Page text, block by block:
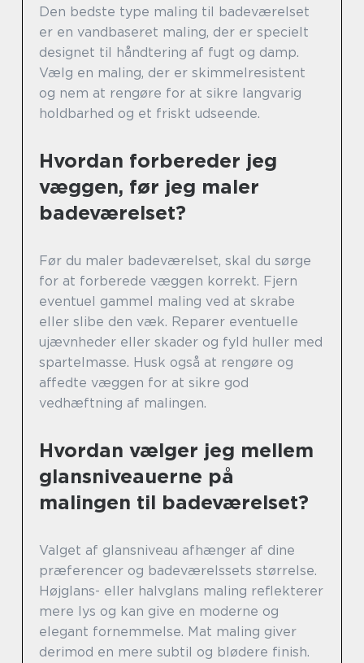
Den bedste type maling til badeværelset
er en vandbaseret maling, der er specielt
designet til håndtering af fugt og damp.
Vælg en maling, der er skimmelresistent
og nem at rengøre for at sikre langvarig
holdbarhed og et friskt udseende.
Hvordan forbereder jeg
væggen, før jeg maler
badeværelset?
Før du maler badeværelset, skal du sørge
for at forberede væggen korrekt. Fjern
eventuel gammel maling ved at skrabe
eller slibe den væk. Reparer eventuelle
ujævnheder eller skader og fyld huller med
spartelmasse. Husk også at rengøre og
affedte væggen for at sikre god
vedhæftning af malingen.
Hvordan vælger jeg mellem
glansniveauerne på
malingen til badeværelset?
Valget af glansniveau afhænger af dine
præferencer og badeværelssets størrelse.
Højglans- eller halvglans maling reflekterer
mere lys og kan give en moderne og
elegant fornemmelse. Mat maling giver
derimod en mere subtil og blødere finish.